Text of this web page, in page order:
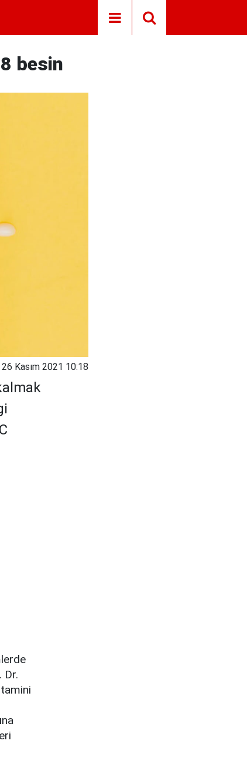
besin
26 Kasım 2021 10:18
Dr.